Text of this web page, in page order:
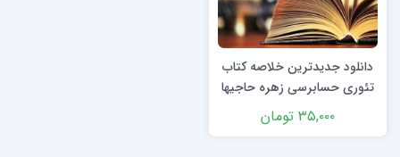
دانلود جدیدترین خلاصه کتاب
تئوری حسابرسی زهره حاجیها
با فرمت pdf
۳۵,۰۰۰ تومان